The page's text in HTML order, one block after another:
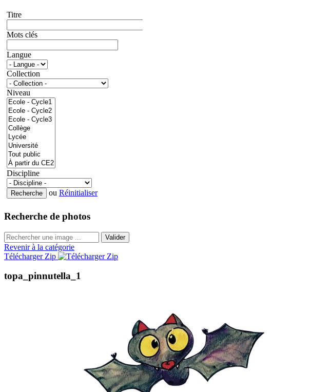
Titre
Mots clés
Langue
Collection
Niveau
Discipline
ou Réinitialiser
Recherche de photos
Valider
Revenir à la catégorie
Télécharger Zip
topa_pinnutella_1